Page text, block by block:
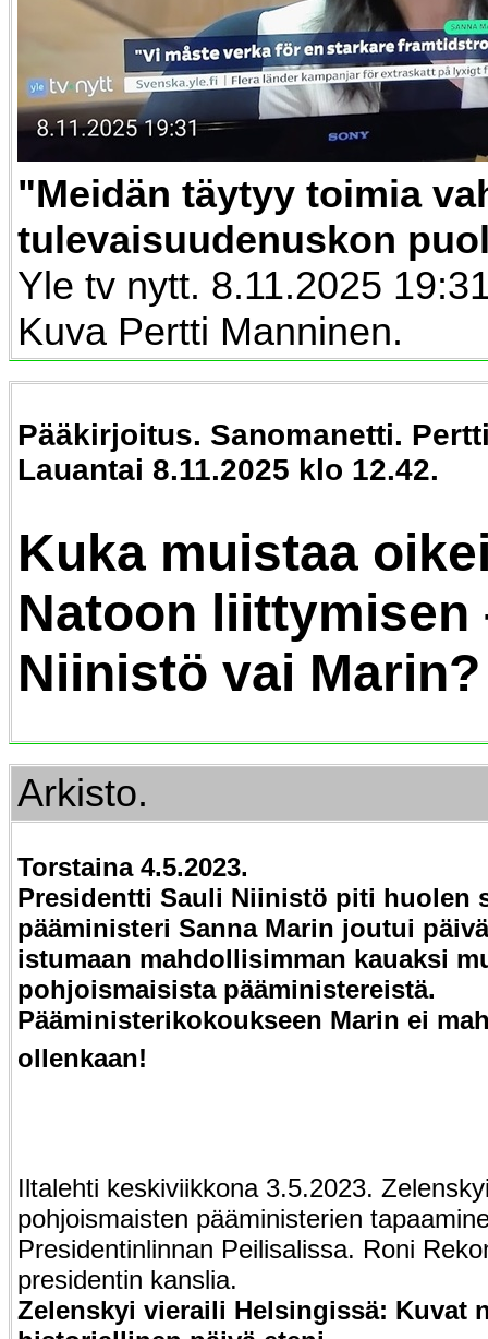
"Meidän täytyy toimia
tulevaisuudenuskon
Yle tv nytt. 8.11.2025
Kuva Pertti Manninen.
Pääkirjoitus. Sanomanetti.
Lauantai 8.11.2025 klo 12.42.
Kuka muistaa
Natoon liittymisen
Niinistö vai Marin?
Arkisto.
Torstaina 4.5.2023.
Presidentti Sauli Niinistö piti huolen
pääministeri Sanna Marin joutui
istumaan mahdollisimman kauaksi
pohjoismaisista pääministereistä.
Pääministerikokoukseen Marin ei
ollenkaan!
Iltalehti keskiviikkona 3.5.2023.
pohjoismaisten pääministerien
Presidentinlinnan Peilisalissa. Roni
presidentin kanslia.
Zelenskyi vieraili Helsingissä: Kuvat